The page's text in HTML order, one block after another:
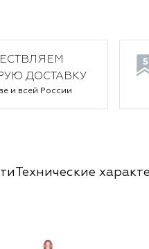
ДОСТАВКУ
и всей России
Технические